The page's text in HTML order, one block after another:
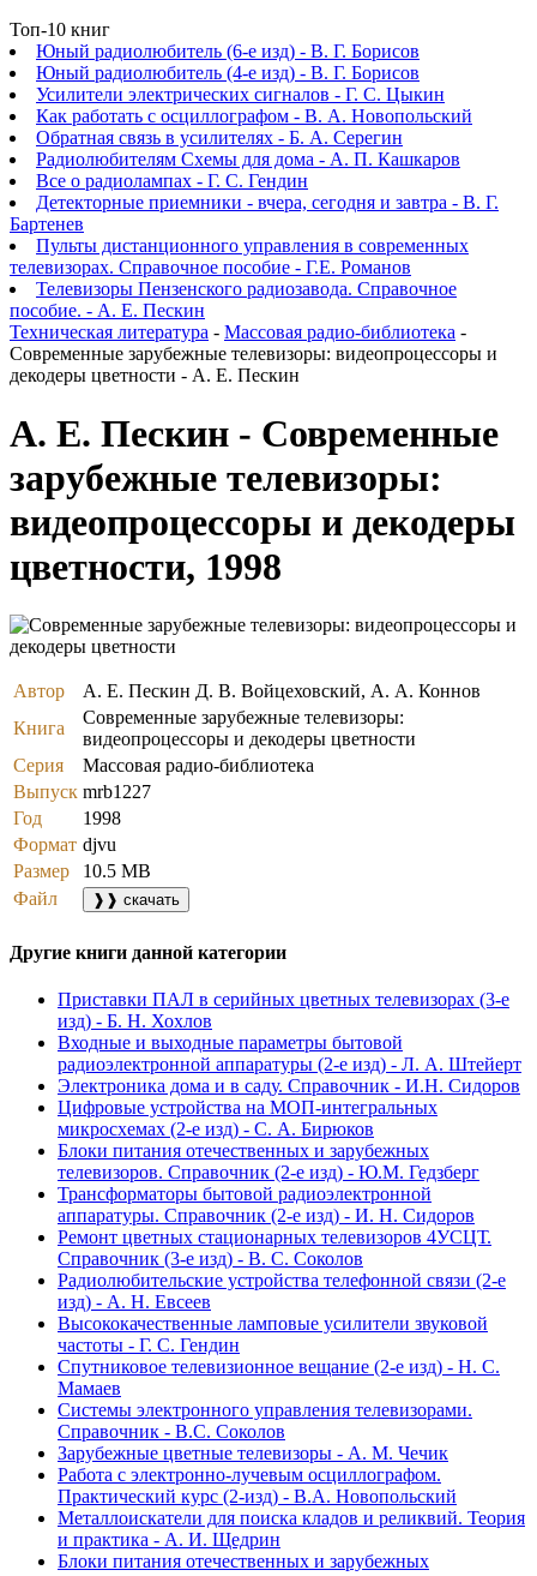
Топ-10 книг
Юный радиолюбитель (6-е изд) - В. Г. Борисов
Юный радиолюбитель (4-е изд) - В. Г. Борисов
Усилители электрических сигналов - Г. С. Цыкин
Как работать с осциллографом - В. А. Новопольский
Обратная связь в усилителях - Б. А. Серегин
Радиолюбителям Схемы для дома - А. П. Кашкаров
Все о радиолампах - Г. С. Гендин
Детекторные приемники - вчера, сегодня и завтра - В. Г.
Бартенев
Пульты дистанционного управления в современных
телевизорах. Справочное пособие - Г.Е. Романов
Телевизоры Пензенского радиозавода. Справочное
пособие. - А. Е. Пескин
Техническая литература - Массовая радио-библиотека -
Современные зарубежные телевизоры: видеопроцессоры и
декодеры цветности - А. Е. Пескин
А. Е. Пескин - Современные
зарубежные телевизоры:
видеопроцессоры и декодеры
цветности, 1998
Автор
А. Е. Пескин Д. В. Войцеховский, А. А. Коннов
Книга
Современные зарубежные телевизоры:
видеопроцессоры и декодеры цветности
Серия
Массовая радио-библиотека
Выпуск mrb1227
Год
1998
Формат djvu
Размер
10.5 MB
Файл
❱❱ скачать
Другие книги данной категории
Приставки ПАЛ в серийных цветных телевизорах (3-е
изд) - Б. Н. Хохлов
Входные и выходные параметры бытовой
радиоэлектронной аппаратуры (2-е изд) - Л. А. Штейерт
Электроника дома и в саду. Справочник - И.Н. Сидоров
Цифровые устройства на МОП-интегральных
микросхемах (2-е изд) - С. А. Бирюков
Блоки питания отечественных и зарубежных
телевизоров. Справочник (2-е изд) - Ю.М. Гедзберг
Трансформаторы бытовой радиоэлектронной
аппаратуры. Справочник (2-е изд) - И. Н. Сидоров
Ремонт цветных стационарных телевизоров 4УСЦТ.
Справочник (3-е изд) - В. С. Соколов
Радиолюбительские устройства телефонной связи (2-е
изд) - А. Н. Евсеев
Высококачественные ламповые усилители звуковой
частоты - Г. С. Гендин
Спутниковое телевизионное вещание (2-е изд) - Н. С.
Мамаев
Системы электронного управления телевизорами.
Справочник - В.С. Соколов
Зарубежные цветные телевизоры - А. М. Чечик
Работа с электронно-лучевым осциллографом.
Практический курс (2-изд) - В.А. Новопольский
Металлоискатели для поиска кладов и реликвий. Теория
и практика - А. И. Щедрин
Блоки питания отечественных и зарубежных